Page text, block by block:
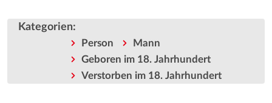
Kategorien:
Person
Mann
Geboren im 18. Jahrhundert
Verstorben im 18. Jahrhundert